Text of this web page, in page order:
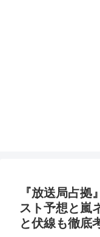
『放送局占拠
スト予想と嵐
と伏線も徹底